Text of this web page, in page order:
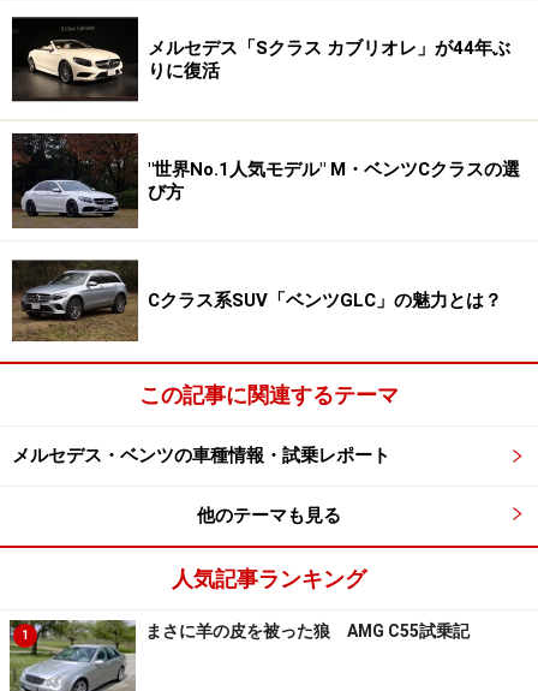
メルセデス「Sクラス カブリオレ」が44年ぶ
りに復活
"世界No.1人気モデル" M・ベンツCクラスの選
び方
Cクラス系SUV「ベンツGLC」の魅力とは？
この記事に関連するテーマ
メルセデス・ベンツの車種情報・試乗レポート
他のテーマも見る
人気記事ランキング
1 まさに羊の皮を被った狼 AMG C55試乗記